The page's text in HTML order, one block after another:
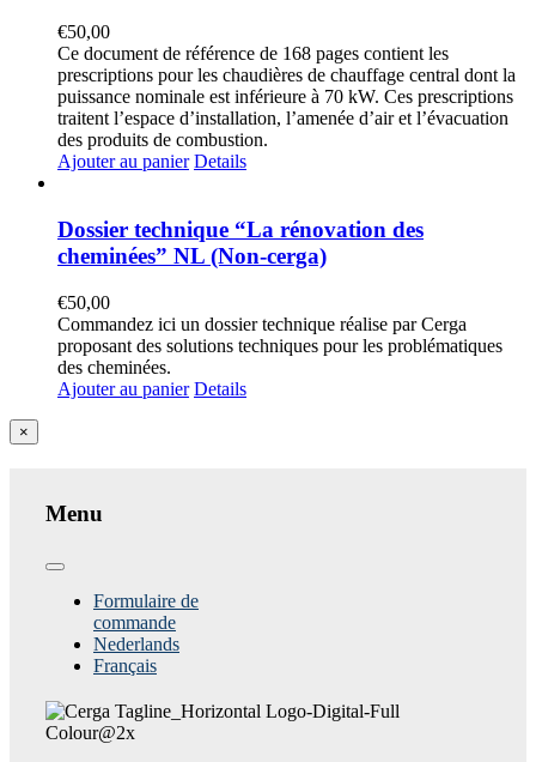
€50,00
Ce document de référence de 168 pages contient les
prescriptions pour les chaudières de chauffage central dont la
puissance nominale est inférieure à 70 kW. Ces prescriptions
traitent l’espace d’installation, l’amenée d’air et l’évacuation
des produits de combustion.
Ajouter au panier Details
Dossier technique “La rénovation des
cheminées” NL (Non-cerga)
€50,00
Commandez ici un dossier technique réalise par Cerga
proposant des solutions techniques pour les problématiques
des cheminées.
Ajouter au panier Details
Close
product
×
Menu
Toggle
NavigationFormulaire de
commande
Nederlands
Français